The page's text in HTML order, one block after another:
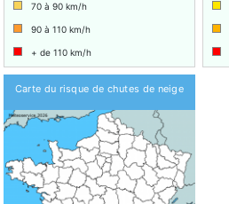
70 à 90 km/h
90 à 110 km/h
+ de 110 km/h
Carte du risque de chutes de neige